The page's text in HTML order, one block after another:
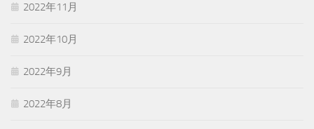
2022年11月
2022年10月
2022年9月
2022年8月